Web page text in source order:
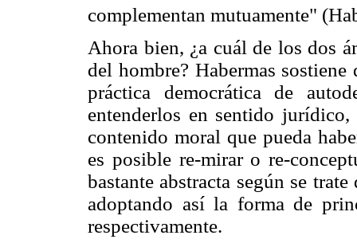
complementan mutuamente"
Ahora bien, ¿a cuál de los dos
del hombre? Habermas
práctica democrática de
entenderlos en sentido jurídico,
contenido moral que pueda
es posible re-mirar o re-
bastante abstracta según se
adoptando así la forma de
respectivamente.